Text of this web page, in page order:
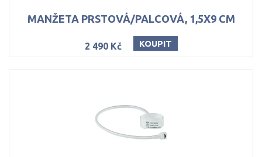
MANŽETA PRSTOVÁ/PALCOVÁ, 1,5X9 CM
2 490 Kč KOUPIT